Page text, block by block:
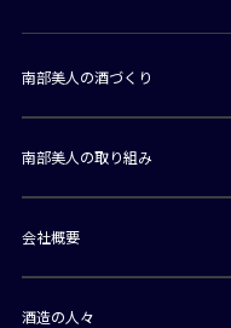
南部美人の酒づくり
南部美人の取り組み
会社概要
酒造の人々